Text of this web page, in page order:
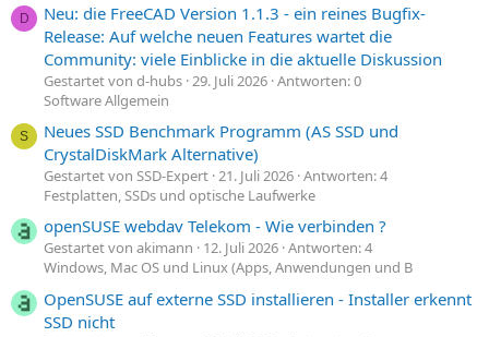
D
Neu: die FreeCAD Version 1.1.3 - ein reines Bugfix-
Release: Auf welche neuen Features wartet die
Community: viele Einblicke in die aktuelle Diskussion
Gestartet von d-hubs 29. Juli 2026 Antworten: 0
Software Allgemein
S
Neues SSD Benchmark Programm (AS SSD und
CrystalDiskMark Alternative)
Gestartet von SSD-Expert 21. Juli 2026 Antworten: 4
Festplatten, SSDs und optische Laufwerke
openSUSE webdav Telekom - Wie verbinden ?
Gestartet von akimann 12. Juli 2026 Antworten: 4
Windows, Mac OS und Linux (Apps, Anwendungen und B
OpenSUSE auf externe SSD installieren - Installer erkennt
SSD nicht